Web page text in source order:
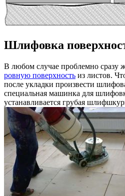
Шлифовка
В любом случае проблемно сразу
ровную поверхность из листов.
после укладки произвести
специальная машинка для
устанавливается грубая